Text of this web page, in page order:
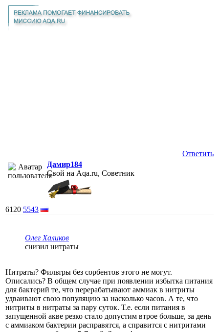
Ответить
Дамир184
Свой на Aqa.ru, Советник
6120 5543
Олег Халиков
снизил нитраты
Нитраты? Фильтры без сорбентов этого не могут.
Описались? В общем случае при появлении избытка питания
для бактерий те, что перерабатывают аммиак в нитриты
удваивают свою популяцию за насколько часов. А те, что
нитриты в нитраты за пару суток. Т.е. если питания в
запущенной акве резко стало допустим втрое больше, за день
с аммиаком бактерии расправятся, а справится с нитритами